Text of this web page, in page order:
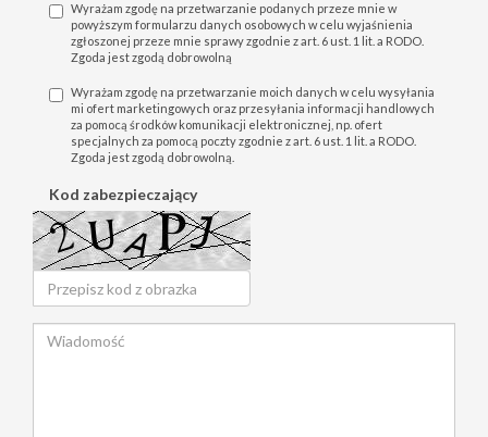
Wyrażam zgodę na przetwarzanie podanych przeze mnie w
powyższym formularzu danych osobowych w celu wyjaśnienia
zgłoszonej przeze mnie sprawy zgodnie z art. 6 ust. 1 lit. a RODO.
Zgoda jest zgodą dobrowolną
Wyrażam zgodę na przetwarzanie moich danych w celu wysyłania
mi ofert marketingowych oraz przesyłania informacji handlowych
za pomocą środków komunikacji elektronicznej, np. ofert
specjalnych za pomocą poczty zgodnie z art. 6 ust. 1 lit. a RODO.
Zgoda jest zgodą dobrowolną.
Kod zabezpieczający